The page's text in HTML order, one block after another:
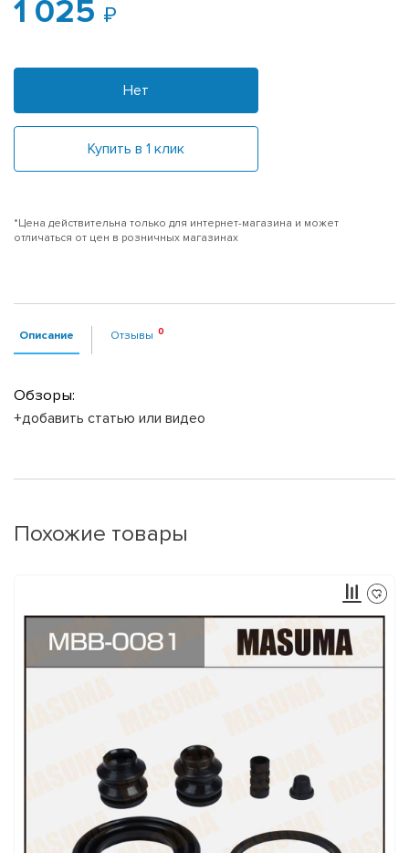
1 025
Нет
Купить в 1 клик
*Цена действительна только для интернет-магазина и может
отличаться от цен в розничных магазинах
Описание Отзывы
Обзоры:
+добавить статью или видео
Похожие товары